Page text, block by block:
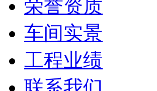
荣誉资质
车间实景
工程业绩